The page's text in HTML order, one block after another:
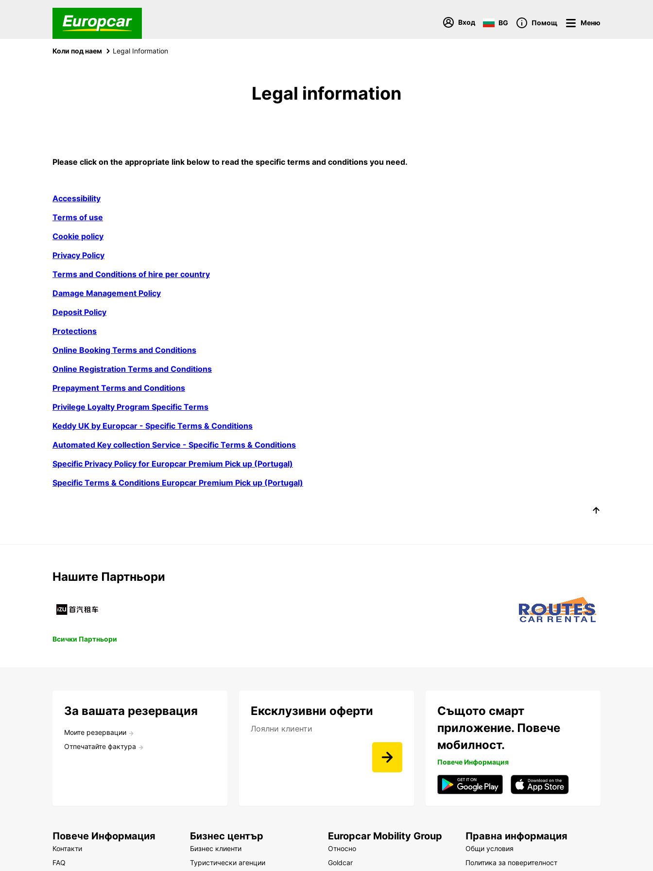
Вход BG Помощ Меню
Коли под наем Legal Information
Legal information
Please click on the appropriate link below to read the specific terms and conditions you need.
Accessibility
Terms of use
Cookie policy
Privacy Policy
Terms and Conditions of hire per country
Damage Management Policy
Deposit Policy
Protections
Online Booking Terms and Conditions
Online Registration Terms and Conditions
Prepayment Terms and Conditions
Privilege Loyalty Program Specific Terms
Keddy UK by Europcar - Specific Terms & Conditions
Automated Key collection Service - Specific Terms & Conditions
Specific Privacy Policy for Europcar Premium Pick up (Portugal)
Specific Terms & Conditions Europcar Premium Pick up (Portugal)
Нашите Партньори
Всички Партньори
За вашата резервация
Моите резервации
Отпечатайте фактура
Ексклузивни оферти
Лоялни клиенти
Същото смарт
приложение. Повече
мобилност.
Повече Информация
Повече Информация
Контакти
FAQ
Бизнес център
Бизнес клиенти
Туристически агенции
Europcar Mobility Group
Относно
Goldcar
Правна информация
Общи условия
Политика за поверителност